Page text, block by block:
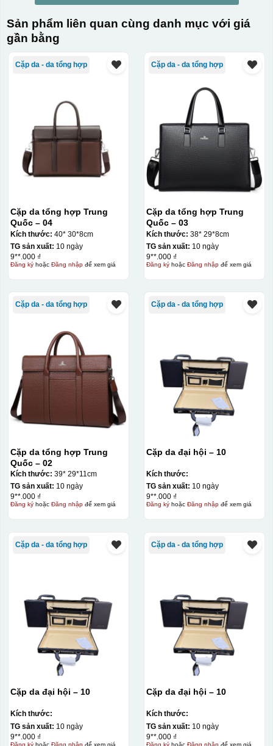
Sản phẩm liên quan cùng danh mục với giá
gần bằng
Cặp da - da tổng hợp
Cặp da tổng hợp Trung
Quốc – 04
Kích thước: 40* 30*8cm
TG sản xuất: 10 ngày
9**.000 ₫
Đăng kýhoặc Đăng nhậpđể xem giá
Cặp da - da tổng hợp
Cặp da tổng hợp Trung
Quốc – 03
Kích thước: 38* 29*8cm
TG sản xuất: 10 ngày
9**.000 ₫
Đăng kýhoặc Đăng nhậpđể xem giá
Cặp da - da tổng hợp
Cặp da tổng hợp Trung
Quốc – 02
Kích thước: 39* 29*11cm
TG sản xuất: 10 ngày
9**.000 ₫
Đăng kýhoặc Đăng nhậpđể xem giá
Cặp da - da tổng hợp
Cặp da đại hội – 10
Kích thước:
TG sản xuất: 10 ngày
9**.000 ₫
Đăng kýhoặc Đăng nhậpđể xem giá
Cặp da - da tổng hợp
Cặp da đại hội – 10
Kích thước:
TG sản xuất: 10 ngày
9**.000 ₫
Đăng kýhoặc Đăng nhậpđể xem giá
Cặp da - da tổng hợp
Cặp da đại hội – 10
Kích thước:
TG sản xuất: 10 ngày
9**.000 ₫
Đăng kýhoặc Đăng nhậpđể xem giá